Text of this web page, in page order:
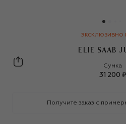
ЭКСКЛЮЗИВНО
ELIE SAAB
Elie
Сумка
31 200 ₽
Получите заказ с